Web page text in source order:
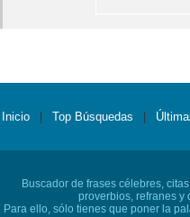
Inicio Top Búsquedas
Buscador de frases célebres,
proverbios, refranes y
Para ello, sólo tienes que poner la